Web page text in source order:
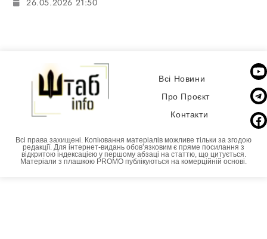
Всі Новини
Про Проєкт
Контакти
Всі права захищені. Копіювання матеріалів можливе тільки за згодою
редакції. Для інтернет-видань обовʼязковим є пряме посилання з
відкритою індексацією у першому абзаці на статтю, що цитується.
Матеріали з плашкою PROMO публікуються на комерційній основі.